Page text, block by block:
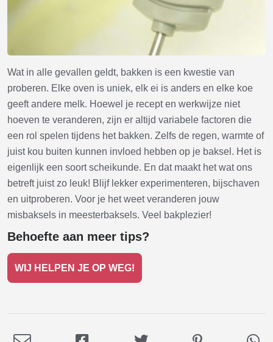
Wat in alle gevallen geldt, bakken is een kwestie van
proberen. Elke oven is uniek, elk ei is anders en elke koe
geeft andere melk. Hoewel je recept en werkwijze niet
hoeven te veranderen, zijn er altijd variabele factoren die
een rol spelen tijdens het bakken. Zelfs de regen, warmte of
juist kou buiten kunnen invloed hebben op je baksel. Het is
eigenlijk een soort scheikunde. En dat maakt het wat ons
betreft juist zo leuk! Blijf lekker experimenteren, bijschaven
en uitproberen. Voor je het weet veranderen jouw
misbaksels in meesterbaksels. Veel bakplezier!
Behoefte aan meer tips?
WIJ HELPEN JE OP WEG!
Deel
Deel